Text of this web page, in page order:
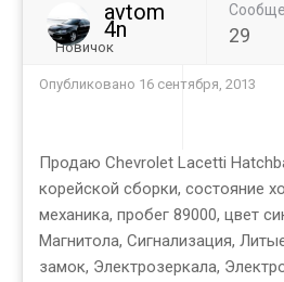
avtom
4n
Новичок
29
Опубликовано 16 сентября, 2013
Продаю Chevrolet Lacetti
корейской сборки, состояние
механика, пробег 89000, цвет
Магнитола, Сигнализация,
замок, Электрозеркала,